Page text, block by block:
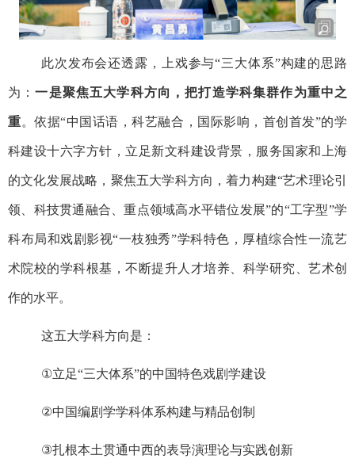
此次发布会还透露， 上戏参与“三大体系”构建的思路
为：一是聚焦五大学科方向，把打造学科集群作为重中之
重。依据“中国话语，科艺融合，国际影响，首创首发”的学
科建设十六字方针，立足新文科建设背景，服务国家和上海
的文化发展战略，聚焦五大学科方向，着力构建“艺术理论引
领、科技贯通融合、重点领域高水平错位发展”的“工字型”学
科布局和戏剧影视“一枝独秀”学科特色，厚植综合性一流艺
术院校的学科根基，不断提升人才培养、科学研究、艺术创
作的水平。
这五大学科方向是：
①立足“三大体系”的中国特色戏剧学建设
②中国编剧学学科体系构建与精品创制
③扎根本土贯通中西的表导演理论与实践创新